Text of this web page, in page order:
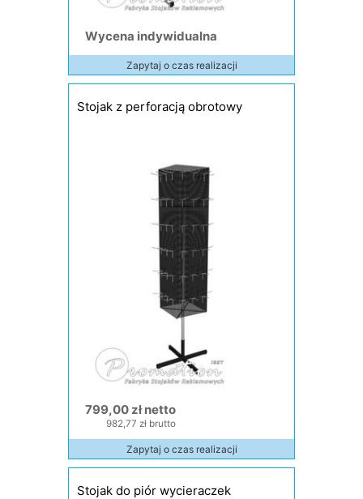
Wycena indywidualna
Zapytaj o czas realizacji
Stojak z perforacją obrotowy
799,00 zł netto
982,77 zł brutto
Zapytaj o czas realizacji
Stojak do piór wycieraczek